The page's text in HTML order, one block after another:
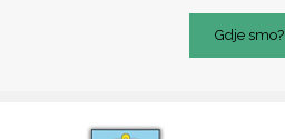
Gdje smo?